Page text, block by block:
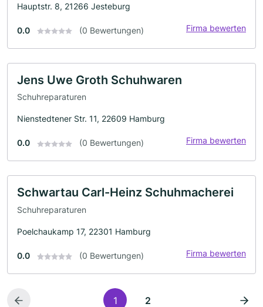
Hauptstr. 8, 21266 Jesteburg
0.0 (0 Bewertungen) Firma bewerten
Jens Uwe Groth Schuhwaren
Schuhreparaturen
Nienstedtener Str. 11, 22609 Hamburg
0.0 (0 Bewertungen) Firma bewerten
Schwartau Carl-Heinz Schuhmacherei
Schuhreparaturen
Poelchaukamp 17, 22301 Hamburg
0.0 (0 Bewertungen) Firma bewerten
1 2